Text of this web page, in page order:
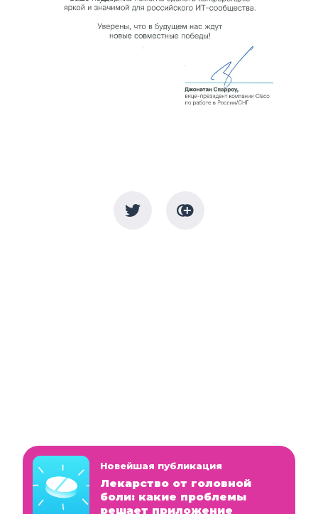
Новейшая публикация
Лекарство от головной
боли: какие проблемы
решает приложение